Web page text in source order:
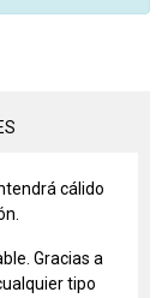
cálido
Gracias a
tipo